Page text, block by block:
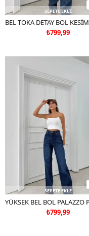
SEPETE EKLE
₺799,99
SEPETE EKLE
₺799,99